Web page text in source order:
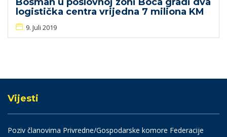
logistička centra vrijedna 7 miliona KM
9. Juli 2019
Vijesti
Poziv članovima Privredne/Gospodarske komore Federacije